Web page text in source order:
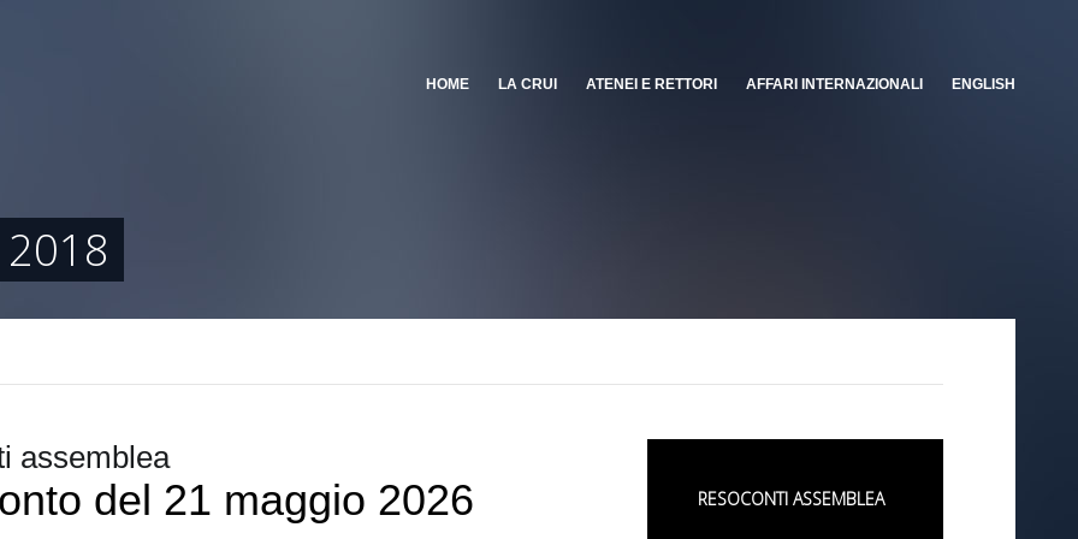
HOME LA CRUI ATENEI E RETTORI AFFARI INTERNAZIONALI ENGLISH
2018
assemblea
del 21 maggio 2026 RESOCONTI ASSEMBLEA